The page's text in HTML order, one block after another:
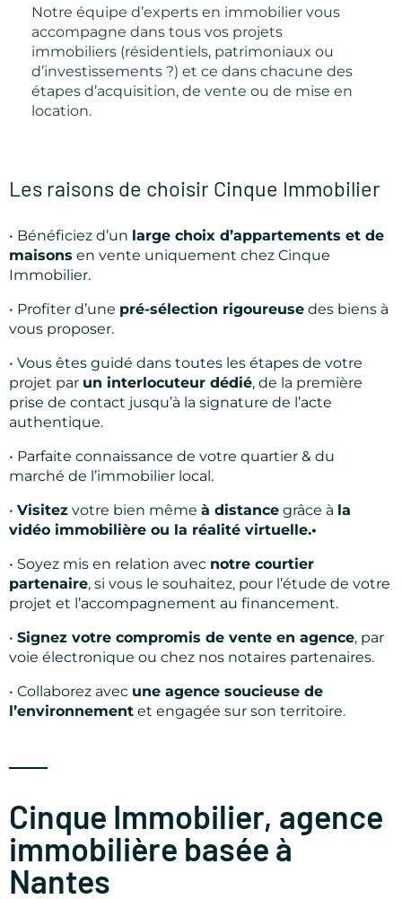
Notre équipe d’experts en immobilier vous
accompagne dans tous vos projets
immobiliers (résidentiels, patrimoniaux ou
d’investissements ?) et ce dans chacune des
étapes d’acquisition, de vente ou de mise en
location.
Les raisons de choisir Cinque Immobilier
• Bénéficiez d’un large choix d’appartements et de
maisons en vente uniquement chez Cinque
Immobilier.
• Profiter d’une pré-sélection rigoureuse des biens à
vous proposer.
• Vous êtes guidé dans toutes les étapes de votre
projet par un interlocuteur dédié, de la première
prise de contact jusqu’à la signature de l’acte
authentique.
• Parfaite connaissance de votre quartier & du
marché de l’immobilier local.
• Visitez votre bien même à distance grâce à la
vidéo immobilière ou la réalité virtuelle.•
• Soyez mis en relation avec notre courtier
partenaire, si vous le souhaitez, pour l’étude de votre
projet et l’accompagnement au financement.
• Signez votre compromis de vente en agence, par
voie électronique ou chez nos notaires partenaires.
• Collaborez avec une agence soucieuse de
l’environnement et engagée sur son territoire.
Cinque Immobilier, agence
immobilière basée à
Nantes